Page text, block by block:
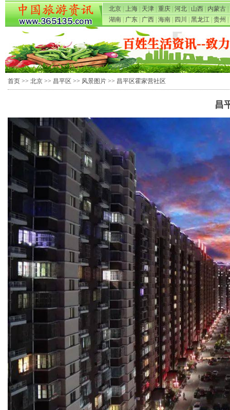
北京 上海 天津 重庆 河北 山西 内蒙古
湖南
广东 广西 海南 四川 黑龙江 贵州
首页 >> 北京 >> 昌平区 >> 风景图片 >> 昌平区霍家营社区
昌